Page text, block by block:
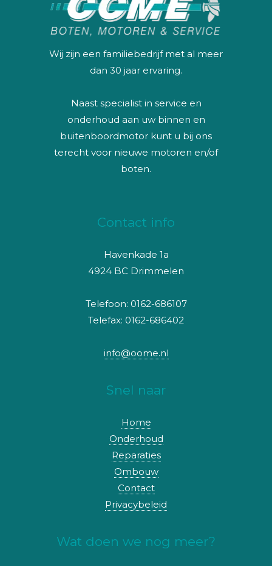
Wij zijn een familiebedrijf met al meer
dan 30 jaar ervaring.
Naast specialist in service en
onderhoud aan uw binnen en
buitenboordmotor kunt u bij ons
terecht voor nieuwe motoren en/of
boten.
Contact info
Havenkade 1a
4924 BC Drimmelen
Telefoon: 0162-686107
Telefax: 0162-686402
info@oome.nl
Snel naar
Home
Onderhoud
Reparaties
Ombouw
Contact
Privacybeleid
Wat doen we nog meer?